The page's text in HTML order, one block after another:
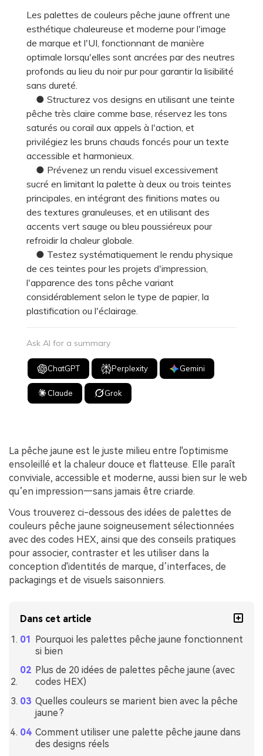
Les palettes de couleurs pêche jaune offrent une
esthétique chaleureuse et moderne pour l'image
de marque et l'UI, fonctionnant de manière
optimale lorsqu'elles sont ancrées par des neutres
profonds au lieu du noir pur pour garantir la lisibilité
sans dureté.
● Structurez vos designs en utilisant une teinte
pêche très claire comme base, réservez les tons
saturés ou corail aux appels à l'action, et
privilégiez les bruns chauds foncés pour un texte
accessible et harmonieux.
● Prévenez un rendu visuel excessivement
sucré en limitant la palette à deux ou trois teintes
principales, en intégrant des finitions mates ou
des textures granuleuses, et en utilisant des
accents vert sauge ou bleu poussiéreux pour
refroidir la chaleur globale.
● Testez systématiquement le rendu physique
de ces teintes pour les projets d'impression,
l'apparence des tons pêche variant
considérablement selon le type de papier, la
plastification ou l'éclairage.
Ask AI for a summary
ChatGPT Perplexity Gemini
Claude Grok
La pêche jaune est le juste milieu entre l'optimisme
ensoleillé et la chaleur douce et flatteuse. Elle paraît
conviviale, accessible et moderne, aussi bien sur le web
qu’en impression—sans jamais être criarde.
Vous trouverez ci-dessous des idées de palettes de
couleurs pêche jaune soigneusement sélectionnées
avec des codes HEX, ainsi que des conseils pratiques
pour associer, contraster et les utiliser dans la
conception d'identités de marque, d’interfaces, de
packagings et de visuels saisonniers.
Dans cet article
Pourquoi les palettes pêche jaune fonctionnent
si bien
Plus de 20 idées de palettes pêche jaune (avec
codes HEX)
Quelles couleurs se marient bien avec la pêche
jaune ?
Comment utiliser une palette pêche jaune dans
des designs réels